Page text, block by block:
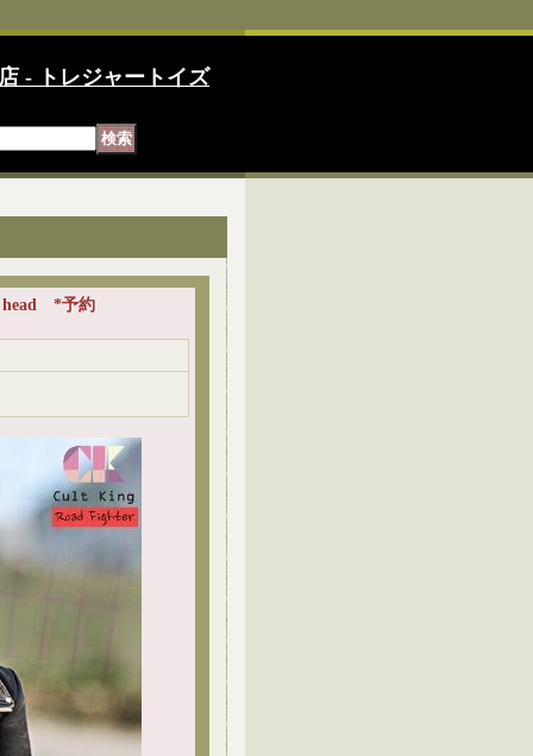
- トレジャートイズ
head *予約